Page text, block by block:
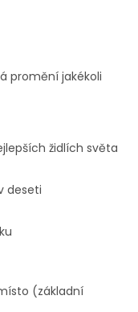
promění jakékoli
židlích světa
deseti
(základní